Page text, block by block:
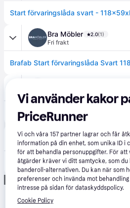
Bra Möbler 2.0(1)
Fri frakt
Brafab Start förvaringslåda Svart
199 kr frakt
Brafab, Start dynbox 340 l Svart
Ulfåsa
3-5 dagar
Start förvaringslåda Svart
Annons
Vi använder kakor
PriceRunner
Vi och våra157 partner lagrar och får
information på din enhet, som unika ID i
för att behandla personuppgifter. För att
åtgärder kräver vi ditt samtycke, som du
banderoll-alternativen. Du kan när som
preferenser och invända mot
intresse på sidan för dataskyddspolicy.
Cookie Policy